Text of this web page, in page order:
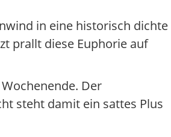
in eine historisch dichte
prallt diese Euphorie auf
Der
steht damit ein sattes Plus